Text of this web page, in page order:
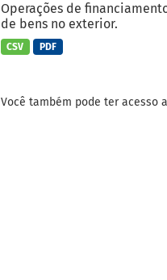
Operações de
de bens no exterior.
CSV PDF
Você também pode ter acesso